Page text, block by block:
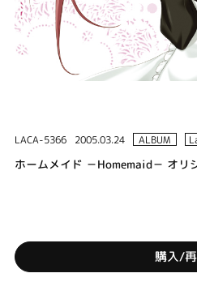
LACA-5366 2005.03.24 ALBUM
ホームメイド －Homemaid－ オリ
購入/